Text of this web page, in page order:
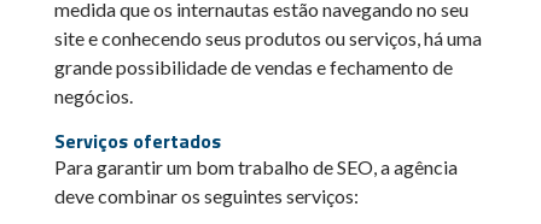
medida que os internautas estão navegando no seu
site e conhecendo seus produtos ou serviços, há uma
grande possibilidade de vendas e fechamento de
negócios.
Serviços ofertados
Para garantir um bom trabalho de SEO, a agência
deve combinar os seguintes serviços: